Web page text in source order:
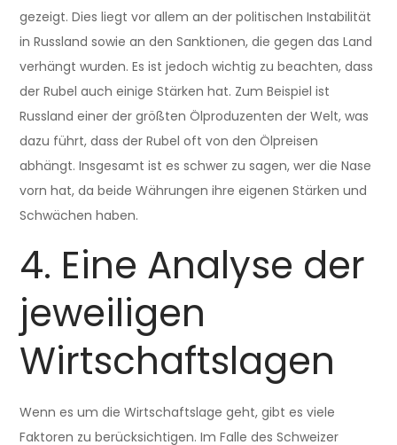
gezeigt. Dies liegt vor allem an der politischen Instabilität
in Russland sowie an den Sanktionen, die gegen das Land
verhängt wurden. Es ist jedoch wichtig zu beachten, dass
der Rubel auch einige Stärken hat. Zum Beispiel ist
Russland einer der größten Ölproduzenten der Welt, was
dazu führt, dass der Rubel oft von den Ölpreisen
abhängt. Insgesamt ist es schwer zu sagen, wer die Nase
vorn hat, da beide Währungen ihre eigenen Stärken und
Schwächen haben.
4. Eine Analyse der
jeweiligen
Wirtschaftslagen
Wenn es um die Wirtschaftslage geht, gibt es viele
Faktoren zu berücksichtigen. Im Falle des Schweizer